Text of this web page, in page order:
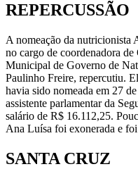
REPERCUSSÃO
A nomeação da nutricionista
no cargo de coordenadora de
Municipal de Governo de
Paulinho Freire, repercutiu.
havia sido nomeada em 27
assistente parlamentar da
salário de R$ 16.112,25.
Ana Luísa foi exonerada e
SANTA CRUZ